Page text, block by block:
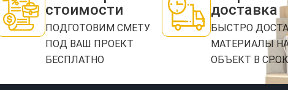
стоимости
ПОДГОТОВИМ СМЕТУ
ПОД ВАШ ПРОЕКТ
БЕСПЛАТНО
доставка
БЫСТРО
МАТЕРИАЛЫ
ОБЪЕКТ В СРОК